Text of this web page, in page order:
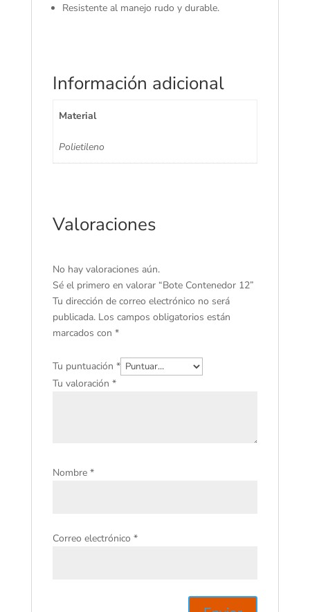
Resistente al manejo rudo y durable.
Información adicional
Material
Polietileno
Valoraciones
No hay valoraciones aún.
Sé el primero en valorar “Bote Contenedor 12”
Tu dirección de correo electrónico no será
publicada. Los campos obligatorios están
marcados con *
Tu puntuación *
Tu valoración *
Nombre *
Correo electrónico *